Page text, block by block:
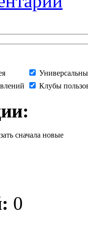
Клубы
сначала новые
0